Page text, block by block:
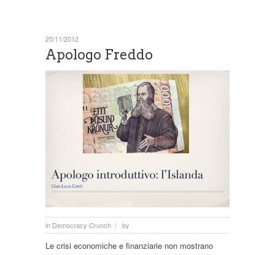
Apologo Freddo
in Democracy Crunch / by
20/11/2012
Le crisi economiche e finanziarie non mostrano